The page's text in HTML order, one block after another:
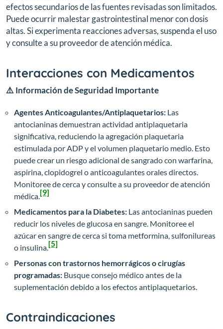
efectos secundarios de las fuentes revisadas son limitados.
Puede ocurrir malestar gastrointestinal menor con dosis
altas. Si experimenta reacciones adversas, suspenda el uso
y consulte a su proveedor de atención médica.
Interacciones con Medicamentos
⚠️ Información de Seguridad Importante
Agentes Anticoagulantes/Antiplaquetarios: Las
antocianinas demuestran actividad antiplaquetaria
significativa, reduciendo la agregación plaquetaria
estimulada por ADP y el volumen plaquetario medio. Esto
puede crear un riesgo adicional de sangrado con warfarina,
aspirina, clopidogrel o anticoagulantes orales directos.
Monitoree de cerca y consulte a su proveedor de atención
médica.[9]
Medicamentos para la Diabetes: Las antocianinas pueden
reducir los niveles de glucosa en sangre. Monitoree el
azúcar en sangre de cerca si toma metformina, sulfonilureas
o insulina.[5]
Personas con trastornos hemorrágicos o cirugías
programadas: Busque consejo médico antes de la
suplementación debido a los efectos antiplaquetarios.
Contraindicaciones